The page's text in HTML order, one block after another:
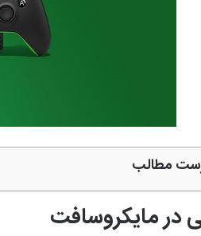
مطالب
در مایکروسافت